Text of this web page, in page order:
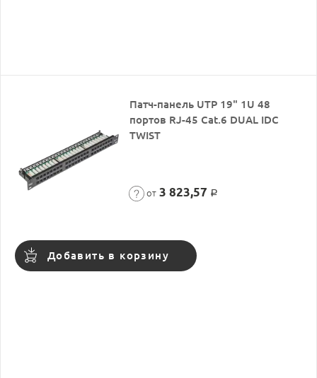
Патч-панель UTP 19" 1U 48
портов RJ-45 Cat.6 DUAL IDC
TWIST
от 3 823,57 Р
Добавить в корзину